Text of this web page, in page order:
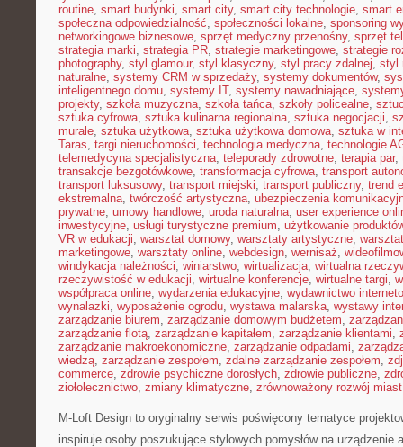
routine, smart budynki, smart city, smart city technologie, smart
społeczna odpowiedzialność, społeczności lokalne, sponsoring
networkingowe biznesowe, sprzęt medyczny przenośny, sprzęt
strategia marki, strategia PR, strategie marketingowe, strategie
photography, styl glamour, styl klasyczny, styl pracy zdalnej, styl
naturalne, systemy CRM w sprzedaży, systemy dokumentów,
inteligentnego domu, systemy IT, systemy nawadniające,
projekty, szkoła muzyczna, szkoła tańca, szkoły policealne,
sztuka cyfrowa, sztuka kulinarna regionalna, sztuka negocjacji,
murale, sztuka użytkowa, sztuka użytkowa domowa, sztuka w
Taras, targi nieruchomości, technologia medyczna, technologie
telemedycyna specjalistyczna, teleporady zdrowotne, terapia par,
transakcje bezgotówkowe, transformacja cyfrowa, transport
transport luksusowy, transport miejski, transport publiczny, trend
ekstremalna, twórczość artystyczna, ubezpieczenia
prywatne, umowy handlowe, uroda naturalna, user experience
inwestycyjne, usługi turystyczne premium, użytkowanie
VR w edukacji, warsztat domowy, warsztaty artystyczne,
marketingowe, warsztaty online, webdesign, wernisaż,
windykacja należności, winiarstwo, wirtualizacja, wirtualna
rzeczywistość w edukacji, wirtualne konferencje, wirtualne targi,
współpraca online, wydarzenia edukacyjne, wydawnictwo
wynalazki, wyposażenie ogrodu, wystawa malarska, wystawy
zarządzanie biurem, zarządzanie domowym budżetem,
zarządzanie flotą, zarządzanie kapitałem, zarządzanie klientami,
zarządzanie makroekonomiczne, zarządzanie odpadami,
wiedzą, zarządzanie zespołem, zdalne zarządzanie zespołem,
commerce, zdrowie psychiczne dorosłych, zdrowie publiczne,
ziołolecznictwo, zmiany klimatyczne, zrównoważony rozwój miast
M-Loft Design to oryginalny serwis poświęcony tematyce
inspiruje osoby poszukujące stylowych pomysłów na urządzenie